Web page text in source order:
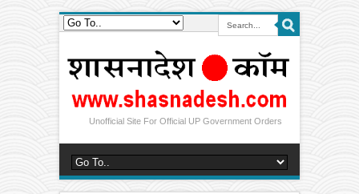
Unofficial Site For Official UP Government Orders